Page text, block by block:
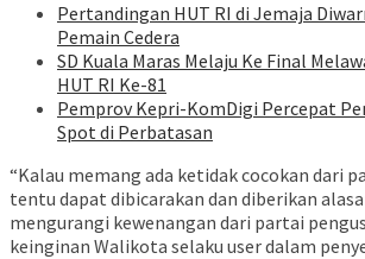
Pertandingan HUT RI di Jemaja
Pemain Cedera
SD Kuala Maras Melaju Ke Final
HUT RI Ke-81
Pemprov Kepri-KomDigi Percepat
Spot di Perbatasan
“Kalau memang ada ketidak cocokan dari
tentu dapat dibicarakan dan diberikan
mengurangi kewenangan dari partai
keinginan Walikota selaku user dalam